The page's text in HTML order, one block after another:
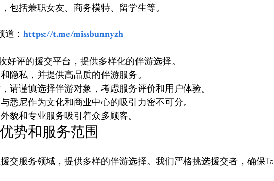
道： https://t.me/missbunnyzh
好评的援交平台，提供多样化的伴游选择。
隐私，并提供高品质的伴游服务。
请谨慎选择伴游对象，考虑服务评价和用户体验。
悉尼作为文化和商业中心的吸引力密不可分。
貌和专业服务吸引着众多顾客。
势和服务范围
交服务领域，提供多样的伴游选择。我们严格挑选援交者，确保Ta